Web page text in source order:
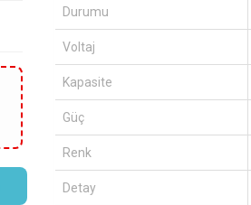
Durumu
Voltaj
Kapasite
Güç
Renk
Detay